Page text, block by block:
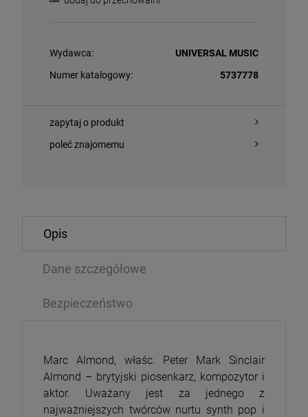
STRING QUARTET - ATOM GOES FUNKY (POLISH JAZZ
Wydawca:
UNIVERSAL MUSIC
Numer katalogowy:
5737778
zapytaj o produkt
poleć znajomemu
Opis
Dane szczegółowe
Bezpieczeństwo
Marc Almond, właśc. Peter Mark Sinclair
Almond – brytyjski piosenkarz, kompozytor i
aktor. Uważany jest za jednego z
najważniejszych twórców nurtu synth pop i